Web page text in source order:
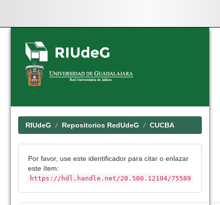
Skip
navigation
RIUdeG Repositorios RedUdeG CUCBA
Por favor, use este identificador para citar o enlazar
este ítem:
https://hdl.handle.net/20.500.12104/75589